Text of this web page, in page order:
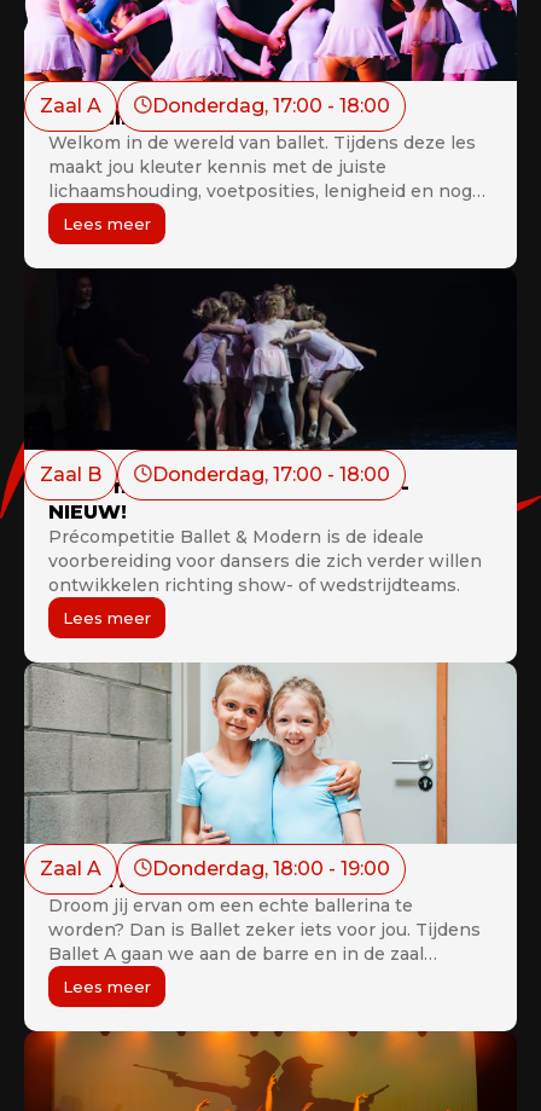
Zaal A Donderdag, 17:00 - 18:00
Préballet (2de-3de kleuter)
Welkom in de wereld van ballet. Tijdens deze les
maakt jou kleuter kennis met de juiste
lichaamshouding, voetposities, lenigheid en nog
zoveel meer. Dat volledig op een speelse en
pedagogisch verantwoorde manier.
Lees meer
Zaal B Donderdag, 17:00 - 18:00
Précompetitie Ballet & Modern -
NIEUW!
Précompetitie Ballet & Modern is de ideale
voorbereiding voor dansers die zich verder willen
ontwikkelen richting show- of wedstrijdteams.
Lees meer
Zaal A Donderdag, 18:00 - 19:00
Ballet A (1ste - 3de leerjaar)
Droom jij ervan om een echte ballerina te
worden? Dan is Ballet zeker iets voor jou. Tijdens
Ballet A gaan we aan de barre en in de zaal
werken aan sierlijkheid, lichaamshouding,
voetposities, lenigheid, techniek,… “Life without
ballet would be pointless”
Lees meer